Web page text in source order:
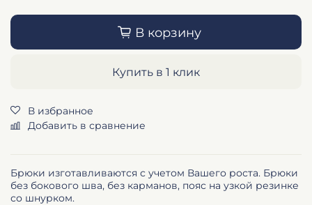
В корзину
Купить в 1 клик
В избранное
Добавить в сравнение
Брюки изготавливаются с учетом Вашего роста. Брюки
без бокового шва, без карманов, пояс на узкой резинке
со шнурком.